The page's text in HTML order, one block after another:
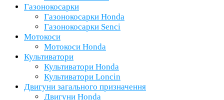
Газонокосарки
Газонокосарки Honda
Газонокосарки Senci
Мотокоси
Мотокоси Honda
Культиватори
Культиватори Honda
Культиватори Loncin
Двигуни загального призначення
Двигуни Honda